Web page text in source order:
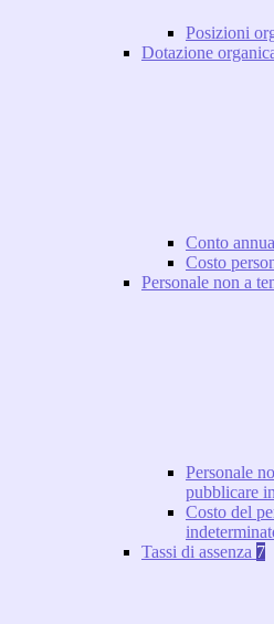
Posizioni
Dotazione
Conto
Costo
Personale non a
Personale
pubblicare
Costo del
Tassi di assenza 7